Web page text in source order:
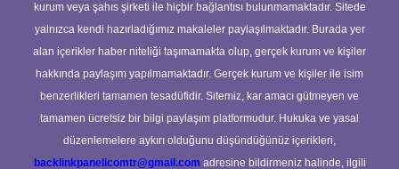
kurum veya şahıs şirketi ile hiçbir bağlantısı bulunmamaktadır. Sitede
yalnızca kendi hazırladığımız makaleler paylaşılmaktadır. Burada yer
alan içerikler haber niteliği taşımamakta olup, gerçek kurum ve kişiler
hakkında paylaşım yapılmamaktadır. Gerçek kurum ve kişiler ile isim
benzerlikleri tamamen tesadüfidir. Sitemiz, kar amacı gütmeyen ve
tamamen ücretsiz bir bilgi paylaşım platformudur. Hukuka ve yasal
düzenlemelere aykırı olduğunu düşündüğünüz içerikleri,
backlinkpanelicomtr@gmail.com adresine bildirmeniz halinde, ilgili